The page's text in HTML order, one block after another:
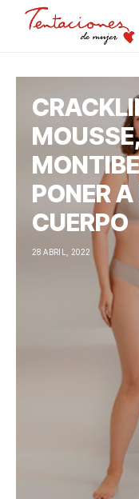
PONER
CUERPO
28 ABRIL, 2022